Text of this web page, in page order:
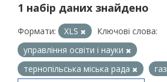
1 набір даних знайдено
Формати: XLS
Ключові слова:
управління освіти і науки
тернопільська міська рада
газ